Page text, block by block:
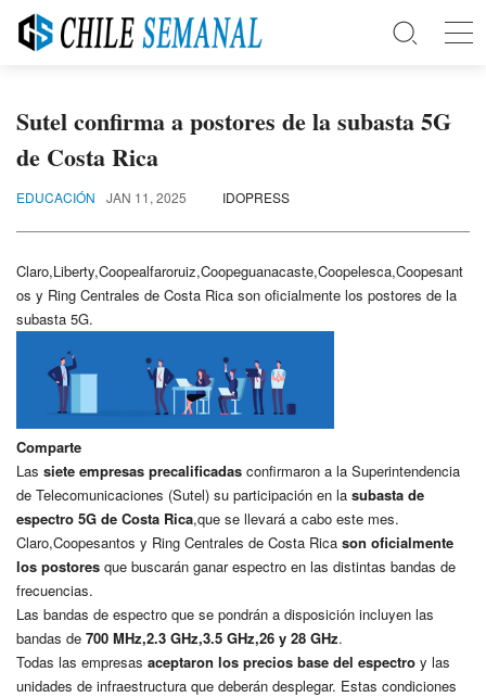
Sutel confirma a postores de la subasta 5G
de Costa Rica
EDUCACIÓN JAN 11, 2025 IDOPRESS
Claro,Liberty,Coopealfaroruiz,Coopeguanacaste,Coopelesca,Coopesant
os y Ring Centrales de Costa Rica son oficialmente los postores de la
subasta 5G.
Comparte
Las siete empresas precalificadas confirmaron a la Superintendencia
de Telecomunicaciones (Sutel) su participación en la subasta de
espectro 5G de Costa Rica,que se llevará a cabo este mes.
Claro,Coopesantos y Ring Centrales de Costa Rica son oficialmente
los postores que buscarán ganar espectro en las distintas bandas de
frecuencias.
Las bandas de espectro que se pondrán a disposición incluyen las
bandas de 700 MHz,2.3 GHz,3.5 GHz,26 y 28 GHz.
Todas las empresas aceptaron los precios base del espectro y las
unidades de infraestructura que deberán desplegar. Estas condiciones